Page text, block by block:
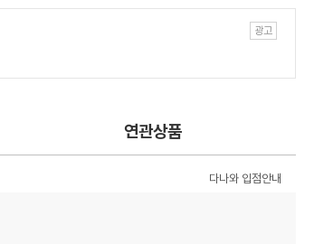
연관상품
다나와 입점안내